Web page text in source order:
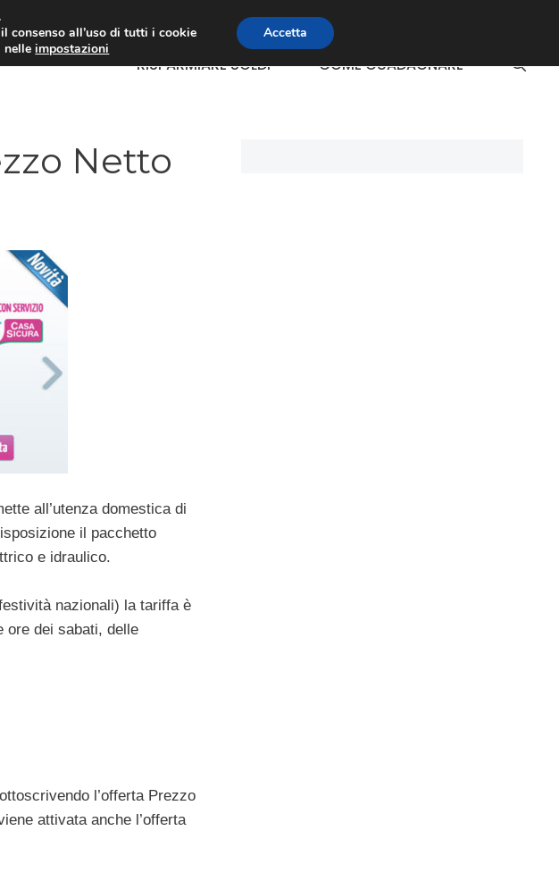
RISPARMIARE SOLDI COME GUADAGNARE
Netto
all’utenza domestica di
il pacchetto
e idraulico.
nazionali) la tariffa è
ore dei sabati, delle
l’offerta Prezzo
attivata anche l’offerta
consenso all’uso di tutti i cookie
nelleimpostazioni
Accetta